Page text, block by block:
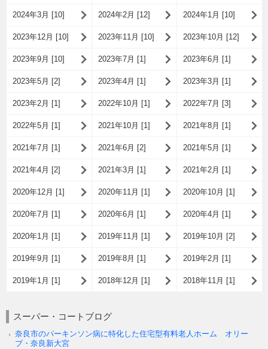
2024年3月 [10] 2024年2月 [12] 2024年1月 [10]
2023年12月 [10] 2023年11月 [10] 2023年10月 [12]
2023年9月 [10] 2023年7月 [1] 2023年6月 [1]
2023年5月 [2] 2023年4月 [1] 2023年3月 [1]
2023年2月 [1] 2022年10月 [1] 2022年7月 [3]
2022年5月 [1] 2021年10月 [1] 2021年8月 [1]
2021年7月 [1] 2021年6月 [2] 2021年5月 [1]
2021年4月 [2] 2021年3月 [1] 2021年2月 [1]
2020年12月 [1] 2020年11月 [1] 2020年10月 [1]
2020年7月 [1] 2020年6月 [1] 2020年4月 [1]
2020年1月 [1] 2019年11月 [1] 2019年10月 [2]
2019年9月 [1] 2019年8月 [1] 2019年2月 [1]
2019年1月 [1] 2018年12月 [1] 2018年11月 [1]
スーパー・コートブログ
奈良市のパーキンソン病に特化した住宅型有料老人ホーム オリー
ブ・奈良新大宮